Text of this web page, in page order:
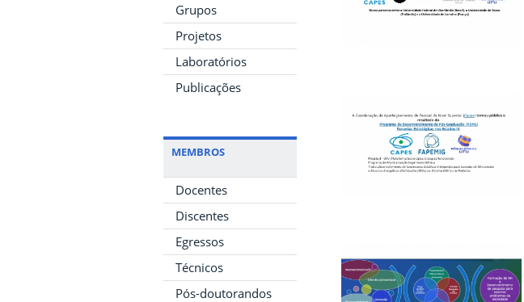
Grupos
Projetos
Laboratórios
Publicações
MEMBROS
Docentes
Discentes
Egressos
Técnicos
Pós-doutorandos